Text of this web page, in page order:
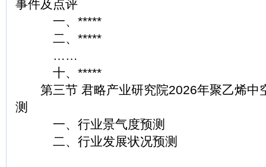
事件及点评
一、*****
二、*****
……
十、*****
第三节 君略产业研究院2026年聚乙烯中
测
一、行业景气度预测
二、行业发展状况预测